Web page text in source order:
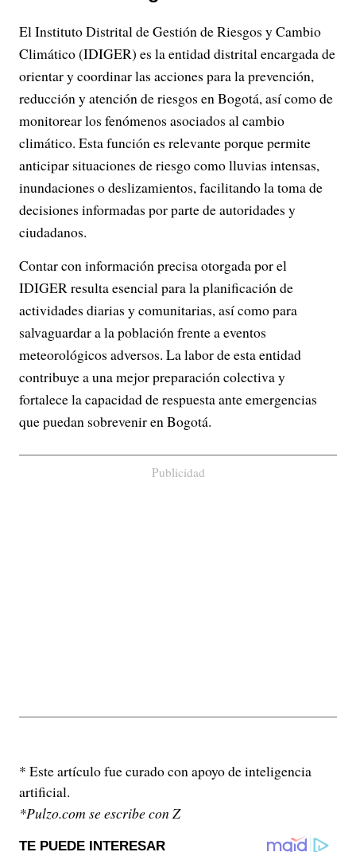
El Instituto Distrital de Gestión de Riesgos y Cambio
Climático (IDIGER) es la entidad distrital encargada de
orientar y coordinar las acciones para la prevención,
reducción y atención de riesgos en Bogotá, así como de
monitorear los fenómenos asociados al cambio
climático. Esta función es relevante porque permite
anticipar situaciones de riesgo como lluvias intensas,
inundaciones o deslizamientos, facilitando la toma de
decisiones informadas por parte de autoridades y
ciudadanos.
Contar con información precisa otorgada por el
IDIGER resulta esencial para la planificación de
actividades diarias y comunitarias, así como para
salvaguardar a la población frente a eventos
meteorológicos adversos. La labor de esta entidad
contribuye a una mejor preparación colectiva y
fortalece la capacidad de respuesta ante emergencias
que puedan sobrevenir en Bogotá.
Publicidad
* Este artículo fue curado con apoyo de inteligencia
artificial.
*Pulzo.com se escribe con Z